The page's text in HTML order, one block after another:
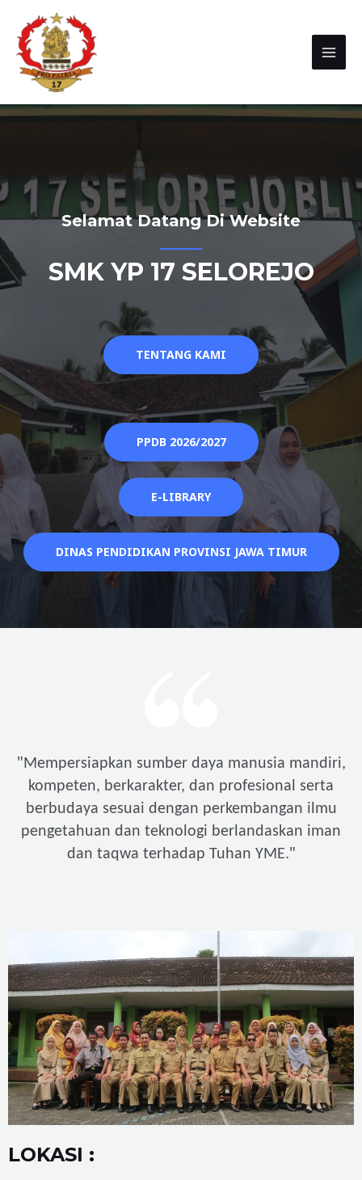
Selamat Datang Di Website
SMK YP 17 SELOREJO
TENTANG KAMI
PPDB 2026/2027
E-LIBRARY
DINAS PENDIDIKAN PROVINSI JAWA TIMUR
"Mempersiapkan sumber daya manusia mandiri,
kompeten, berkarakter, dan profesional serta
berbudaya sesuai dengan perkembangan ilmu
pengetahuan dan teknologi berlandaskan iman
dan taqwa terhadap Tuhan YME."
LOKASI :